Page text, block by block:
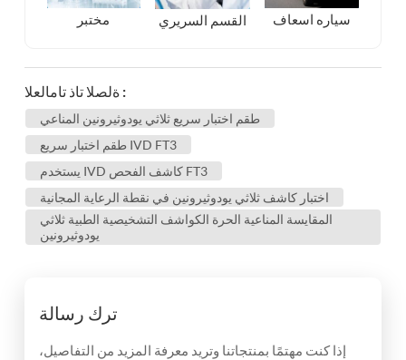
مختبر القسم السريري سياره اسعاف
ةلصلا تاذ تامالعلا :
طقم اختبار سريع ثلاثي يودوثيرونين المناعي
طقم اختبار سريع IVD FT3
يستخدم IVD كاشف الفحص FT3
اختبار كاشف ثلاثي يودوثيرونين في نقطة الرعاية المجانية
المقايسة المناعية الحرة الكواشف التشخيصية الطبية ثلاثي
يودوثيرونين
ترك رسالة
إذا كنت مهتمًا بمنتجاتنا وتريد معرفة المزيد من التفاصيل،